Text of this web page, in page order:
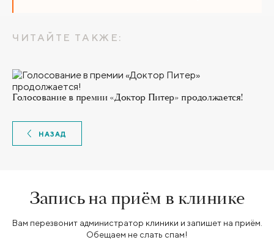
ЧИТАЙТЕ ТАКЖЕ:
Голосование в премии «Доктор Питер» продолжается!
НАЗАД
Запись на приём в клинике
Вам перезвонит администратор клиники и запишет на приём.
Обещаем не слать спам!